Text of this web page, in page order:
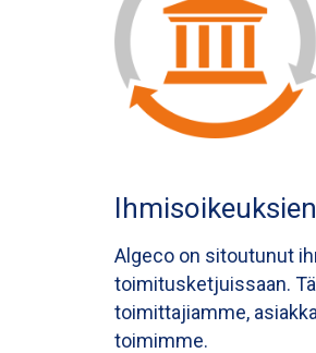
Algeco on sitoutunut
toimitusketjuissaan.
toimittajiamme,
toimimme.